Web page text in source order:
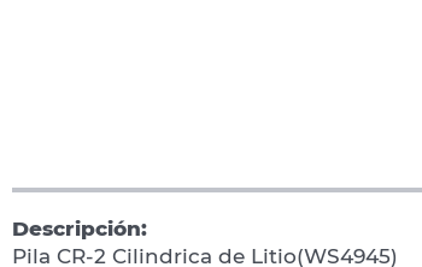
Descripción:
Pila CR-2 Cilindrica de Litio(WS4945)